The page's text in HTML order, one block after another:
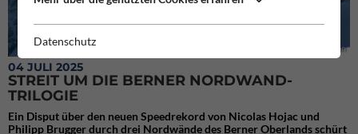
Die Jungfrau von Norden
04 JULI 2025
STREIT UM DIE BERNER NORDWAND-
TRILOGIE
Ein Disput über den neuen Speedrekord von Nicolas Hojac und
Philipp Brugger durch drei Nordwände des Berner Oberlands schürt
Datenschutz